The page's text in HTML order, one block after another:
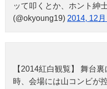
ッて叩くとか、ホント
(@okyoung19) 2014, 12
【2014紅白観覧】 舞台
時、会場には山コンビが